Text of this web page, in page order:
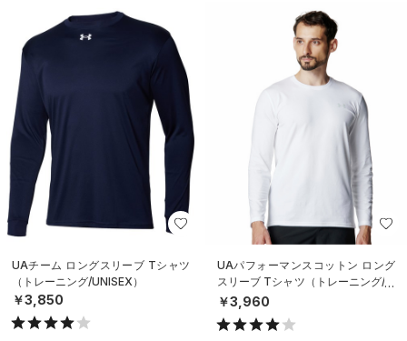
UAチーム ロングスリーブ Tシャツ
（トレーニング/UNISEX）
￥3,850
UAパフォーマンスコットン ロング
スリーブ Tシャツ（トレーニング/M
EN）
￥3,960